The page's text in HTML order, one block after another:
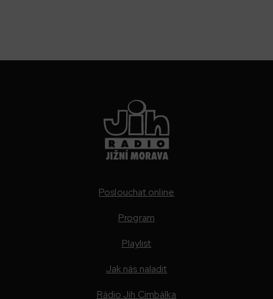
Poslouchat online
Program
Playlist
Jak nás naladit
Rádio Jih Cimbálka